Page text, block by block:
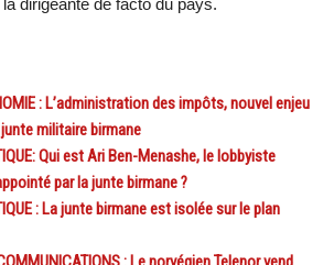
dirigeante de facto du pays.
: L’administration des impôts, nouvel enjeu
militaire birmane
Qui est Ari Ben-Menashe, le lobbyiste
par la junte birmane ?
: La junte birmane est isolée sur le plan